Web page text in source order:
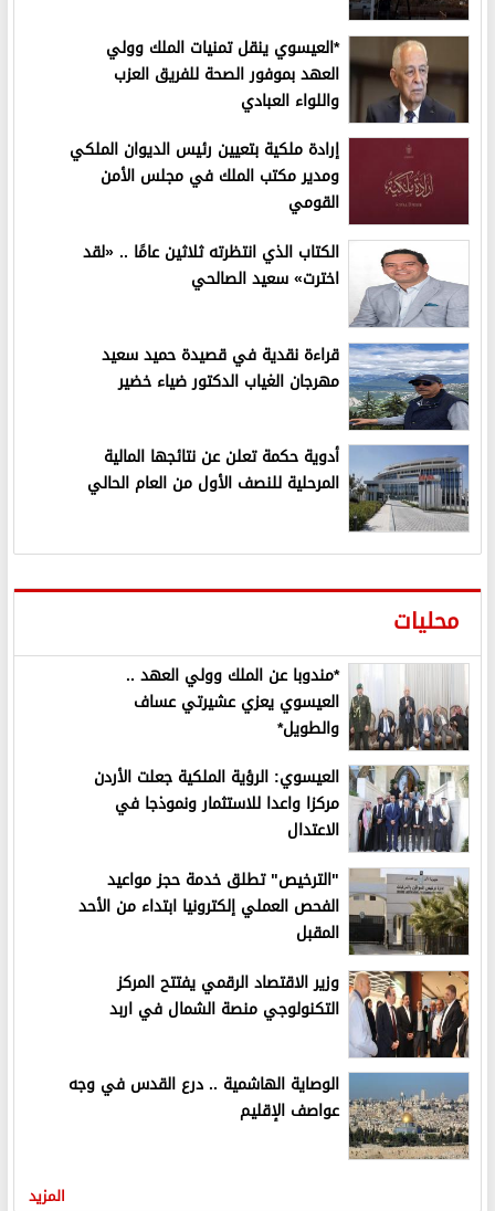
*العيسوي ينقل تمنيات الملك وولي
العهد بموفور الصحة للفريق العزب
واللواء العبادي
إرادة ملكية بتعيين رئيس الديوان الملكي
ومدير مكتب الملك في مجلس الأمن
القومي
الكتاب الذي انتظرته ثلاثين عامًا .. «لقد
اخترت» سعيد الصالحي
قراءة نقدية في قصيدة حميد سعيد
مهرجان الغياب الدكتور ضياء خضير
أدوية حكمة تعلن عن نتائجها المالية
المرحلية للنصف الأول من العام الحالي
محليات
*مندوبا عن الملك وولي العهد ..
العيسوي يعزي عشيرتي عساف
والطويل*
العيسوي: الرؤية الملكية جعلت الأردن
مركزا واعدا للاستثمار ونموذجا في
الاعتدال
"الترخيص" تطلق خدمة حجز مواعيد
الفحص العملي إلكترونيا ابتداء من الأحد
المقبل
وزير الاقتصاد الرقمي يفتتح المركز
التكنولوجي منصة الشمال في اربد
الوصاية الهاشمية .. درع القدس في وجه
عواصف الإقليم
المزيد